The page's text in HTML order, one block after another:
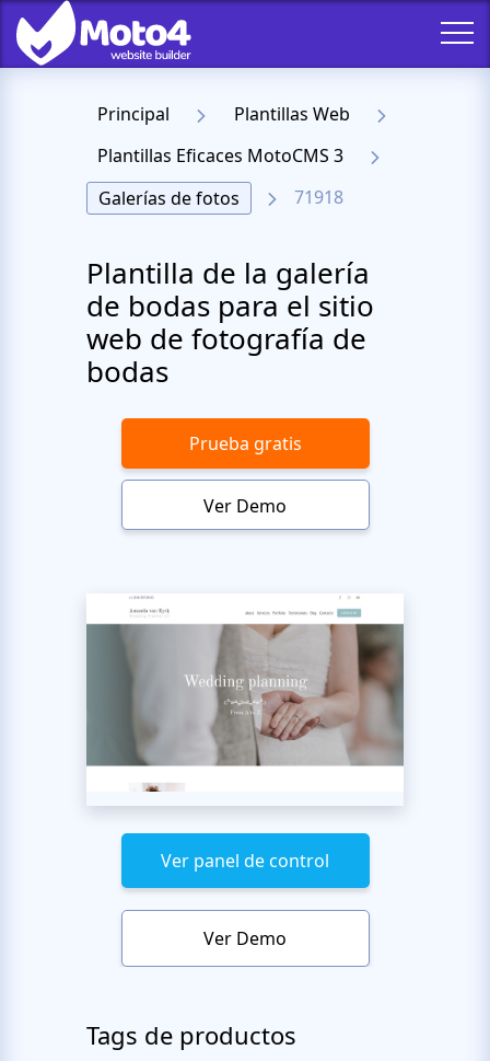
Principal
Plantillas Web
Plantillas Eficaces MotoCMS 3
Galerías de fotos
71918
Plantilla de la galería
de bodas para el sitio
web de fotografía de
bodas
Prueba gratis
Ver Demo
Ver panel de control
Ver Demo
Tags de productos